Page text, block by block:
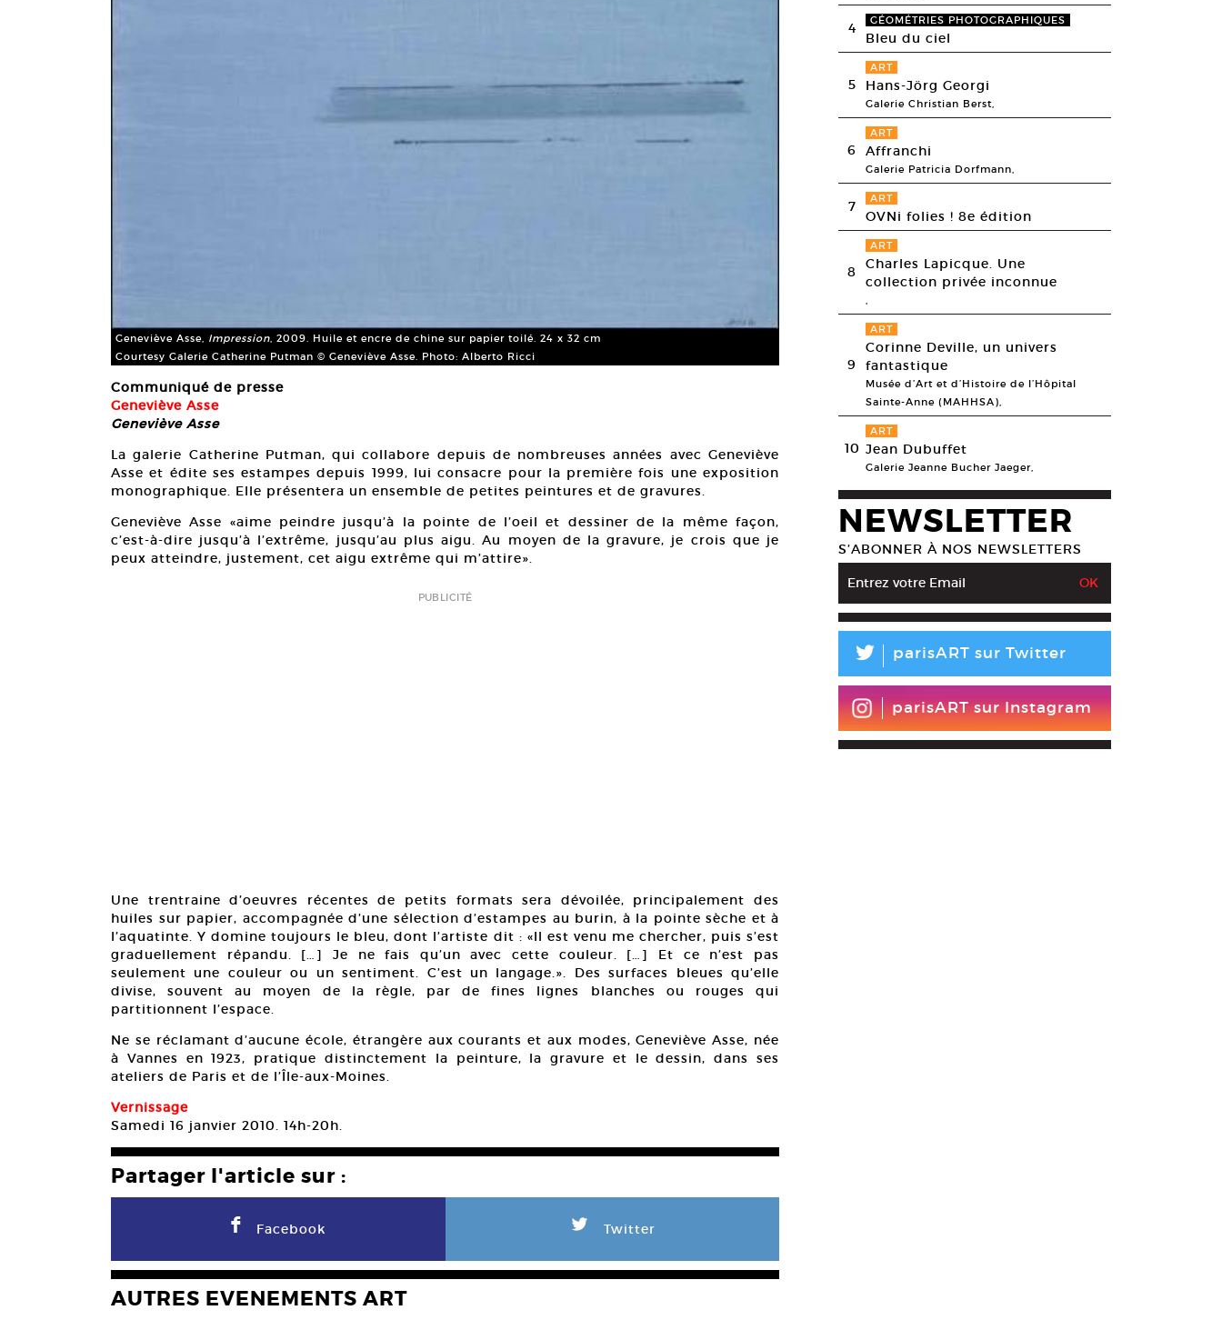
Geneviève Asse, Impression, 2009. Huile et encre de chine sur papier toilé. 24 x 32 cm
Courtesy Galerie Catherine Putman © Geneviève Asse. Photo: Alberto Ricci
Communiqué de presse
Geneviève Asse
Geneviève Asse
La galerie Catherine Putman, qui collabore depuis de nombreuses années avec Geneviève
Asse et édite ses estampes depuis 1999, lui consacre pour la première fois une exposition
monographique. Elle présentera un ensemble de petites peintures et de gravures.
Geneviève Asse «aime peindre jusqu’à la pointe de l’oeil et dessiner de la même façon,
c’est-à-dire jusqu’à l’extrême, jusqu’au plus aigu. Au moyen de la gravure, je crois que je
peux atteindre, justement, cet aigu extrême qui m’attire».
PUBLICITÉ
Une trentraine d’oeuvres récentes de petits formats sera dévoilée, principalement des
huiles sur papier, accompagnée d’une sélection d’estampes au burin, à la pointe sèche et à
l’aquatinte. Y domine toujours le bleu, dont l’artiste dit : «Il est venu me chercher, puis s’est
graduellement répandu. […] Je ne fais qu’un avec cette couleur. […] Et ce n’est pas
seulement une couleur ou un sentiment. C’est un langage.». Des surfaces bleues qu’elle
divise, souvent au moyen de la règle, par de fines lignes blanches ou rouges qui
partitionnent l’espace.
Ne se réclamant d’aucune école, étrangère aux courants et aux modes, Geneviève Asse, née
à Vannes en 1923, pratique distinctement la peinture, la gravure et le dessin, dans ses
ateliers de Paris et de l’Île-aux-Moines.
Vernissage
Samedi 16 janvier 2010. 14h-20h.
Partager l'article sur :
F Facebook L Twitter
AUTRES EVENEMENTS ART
4 GÉOMÉTRIES PHOTOGRAPHIQUES
Bleu du ciel
5
ART
Hans-Jörg Georgi
Galerie Christian Berst,
6
ART
Affranchi
Galerie Patricia Dorfmann,
7 ART
OVNi folies ! 8e édition
8
ART
Charles Lapicque. Une
collection privée inconnue
,
9
ART
Corinne Deville, un univers
fantastique
Musée d’Art et d’Histoire de l’Hôpital
Sainte-Anne (MAHHSA),
10
ART
Jean Dubuffet
Galerie Jeanne Bucher Jaeger,
NEWSLETTER
S’ABONNER À NOS NEWSLETTERS
L parisART sur Twitter
parisART sur Instagram